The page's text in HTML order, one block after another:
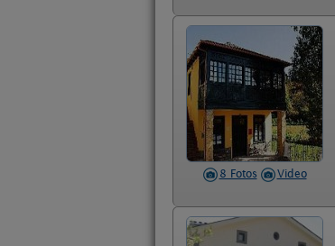
8 Fotos Video